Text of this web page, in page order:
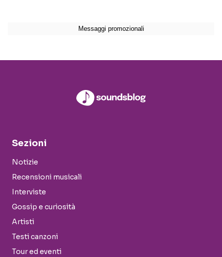
Sezioni
Notizie
Recensioni musicali
Interviste
Gossip e curiosità
Artisti
Testi canzoni
Tour ed eventi